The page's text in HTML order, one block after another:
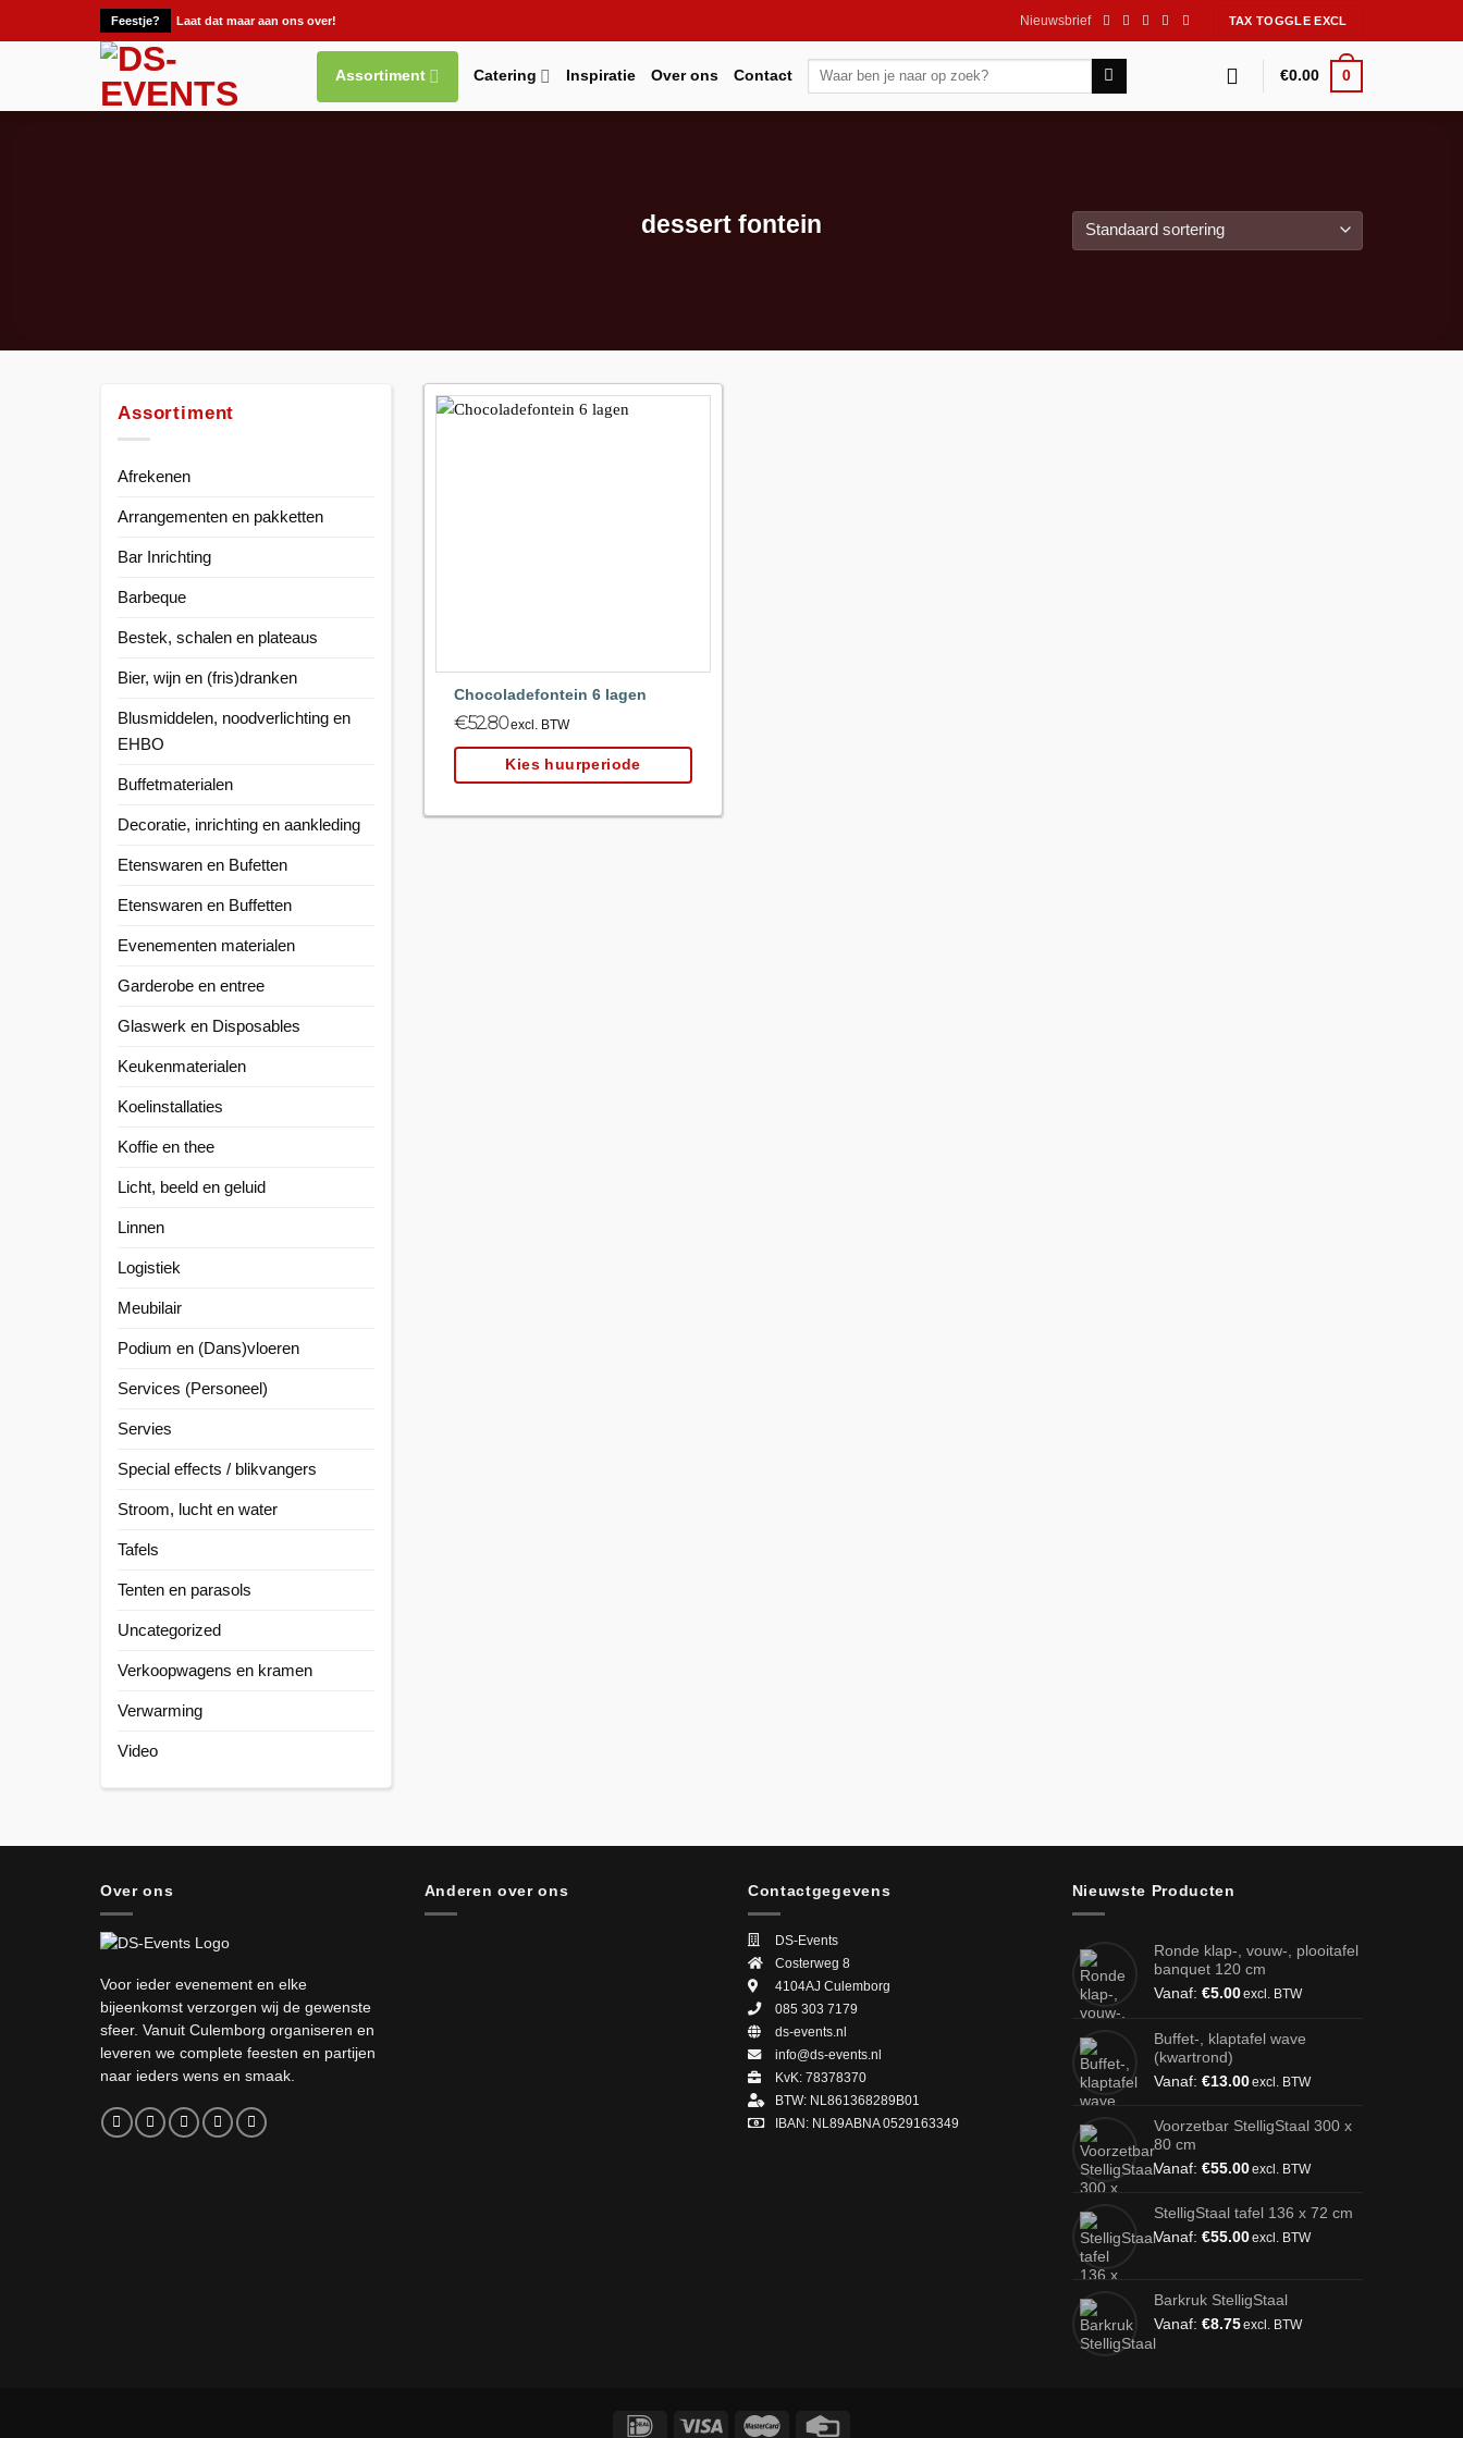
naar
Feestje? Laat dat maar aan ons over! Nieuwsbrief
Assortiment Catering Inspiratie Over ons Contact
Zoeken
€0.00 0
dessert fontein
Assortiment
Afrekenen
Arrangementen en pakketten
Bar Inrichting
Barbeque
Bestek, schalen en plateaus
Bier, wijn en (fris)dranken
Blusmiddelen, noodverlichting en
EHBO
Buffetmaterialen
Decoratie, inrichting en aankleding
Etenswaren en Bufetten
Etenswaren en Buffetten
Evenementen materialen
Garderobe en entree
Glaswerk en Disposables
Keukenmaterialen
Koelinstallaties
Koffie en thee
Licht, beeld en geluid
Linnen
Logistiek
Meubilair
Podium en (Dans)vloeren
Services (Personeel)
Servies
Special effects / blikvangers
Stroom, lucht en water
Tafels
Tenten en parasols
Uncategorized
Verkoopwagens en kramen
Verwarming
Video
Chocoladefontein 6 lagen
€52.80excl. BTW
Kies huurperiode
Over ons
Voor ieder evenement en elke
bijeenkomst verzorgen wij de gewenste
sfeer. Vanuit Culemborg organiseren en
leveren we complete feesten en partijen
naar ieders wens en smaak.
Anderen over ons Contactgegevens
DS-Events
Costerweg 8
4104AJ Culemborg
085 303 7179
ds-events.nl
info@ds-events.nl
KvK: 78378370
BTW: NL861368289B01
IBAN: NL89ABNA 0529163349
Nieuwste Producten
Ronde klap-, vouw-, plooitafel
banquet 120 cm
Vanaf: €5.00excl. BTW
Buffet-, klaptafel wave
(kwartrond)
Vanaf: €13.00excl. BTW
Voorzetbar StelligStaal 300 x
80 cm
Vanaf: €55.00excl. BTW
StelligStaal tafel 136 x 72 cm
Vanaf: €55.00excl. BTW
Barkruk StelligStaal
Vanaf: €8.75excl. BTW